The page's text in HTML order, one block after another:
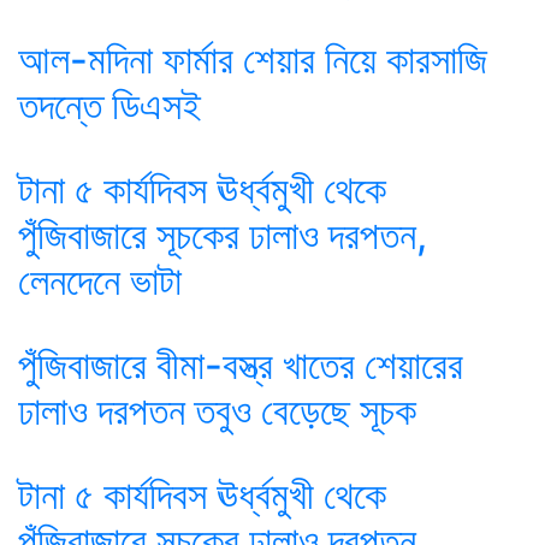
আল-মদিনা ফার্মার শেয়ার নিয়ে কারসাজি
তদন্তে ডিএসই
টানা ৫ কার্যদিবস ঊর্ধ্বমুখী থেকে
পুঁজিবাজারে সূচকের ঢালাও দরপতন,
লেনদেনে ভাটা
পুঁজিবাজারে বীমা-বস্ত্র খাতের শেয়ারের
ঢালাও দরপতন তবুও বেড়েছে সূচক
টানা ৫ কার্যদিবস ঊর্ধ্বমুখী থেকে